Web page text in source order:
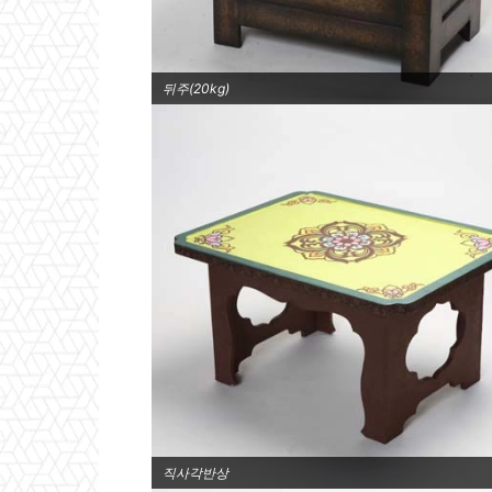
뒤주(20kg)
직사각반상